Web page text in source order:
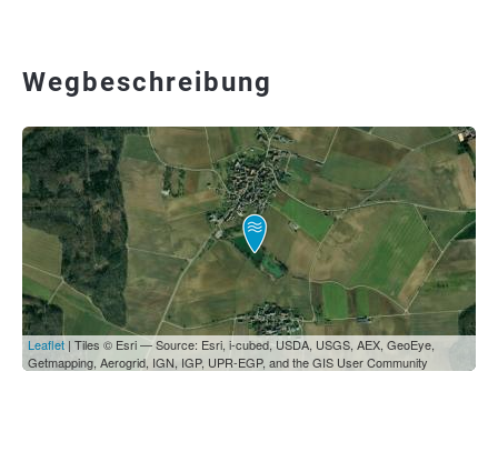
Wegbeschreibung
Leaflet | Tiles © Esri — Source: Esri, i-cubed, USDA, USGS, AEX, GeoEye,
Getmapping, Aerogrid, IGN, IGP, UPR-EGP, and the GIS User Community